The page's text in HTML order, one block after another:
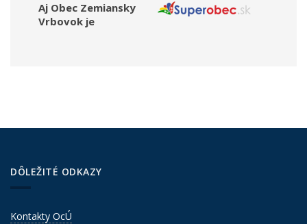
Aj Obec Zemiansky
Vrbovok je
DÔLEŽITÉ ODKAZY
Kontakty OcÚ